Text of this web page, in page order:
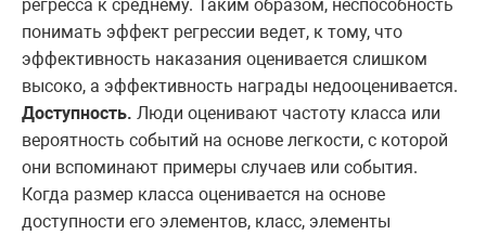
регресса к среднему. Таким образом, неспособность
понимать эффект регрессии ведет, к тому, что
эффективность наказания оценивается слишком
высоко, а эффективность награды недооценивается.
Доступность. Люди оценивают частоту класса или
вероятность событий на основе легкости, с которой
они вспоминают примеры случаев или события.
Когда размер класса оценивается на основе
доступности его элементов, класс, элементы